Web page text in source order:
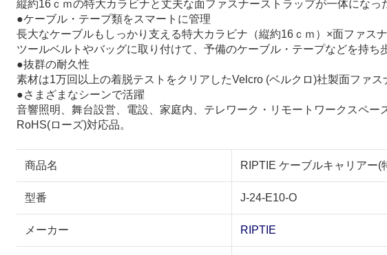
縦約16ｃｍの特大カラビナと丈夫な面ファスナーストラップが一体になっ
●ケーブル・テープ類をスマートに管理
長大なケーブルもしっかり支える特大カラビナ（縦約16ｃｍ）×面ファス
ツールベルトやバッグに取り付けて、予備のケーブル・テープなどを持
●抜群の耐久性
素材は1万回以上の着脱テストをクリアしたVelcro (ベルクロ)社製面ファス
●さまざまなシーンで活躍
音響照明、舞台設営、電設、家庭内、テレワーク・リモートワークスペ
RoHS(ローズ)対応品。
商品名 RIPTIE ケーブルキャリアー
型番 J-24-E10-O
メーカー RIPTIE